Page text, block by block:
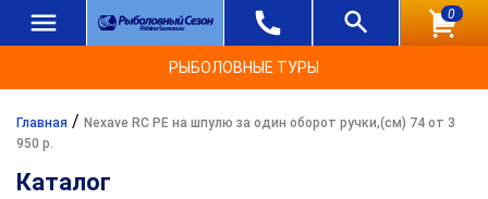
0
РЫБОЛОВНЫЕ ТУРЫ
Главная / Nexave RC PE на шпулю за один оборот ручки,(см) 74 от 3
950 р.
Каталог